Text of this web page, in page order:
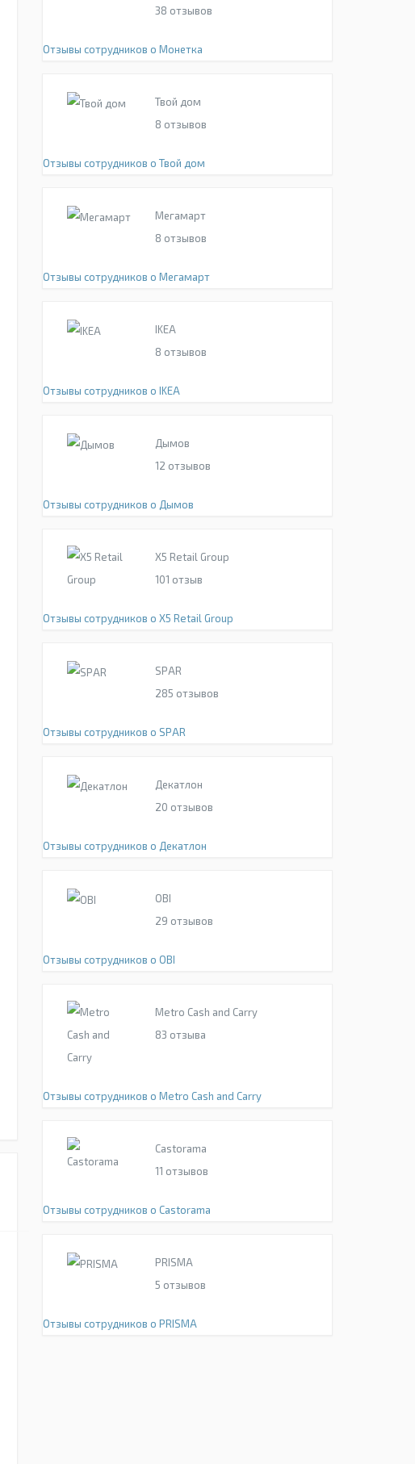
38 отзывов
Отзывы сотрудников о Монетка
Твой дом
8 отзывов
Отзывы сотрудников о Твой дом
Мегамарт
8 отзывов
Отзывы сотрудников о Мегамарт
IKEA
8 отзывов
Отзывы сотрудников о IKEA
Дымов
12 отзывов
Отзывы сотрудников о Дымов
X5 Retail Group
101 отзыв
Отзывы сотрудников о X5 Retail Group
SPAR
285 отзывов
Отзывы сотрудников о SPAR
Декатлон
20 отзывов
Отзывы сотрудников о Декатлон
OBI
29 отзывов
Отзывы сотрудников о OBI
Metro Cash and Carry
83 отзыва
Отзывы сотрудников о Metro Cash and Carry
Castorama
11 отзывов
Отзывы сотрудников о Castorama
PRISMA
5 отзывов
Отзывы сотрудников о PRISMA